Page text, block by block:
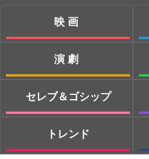
映画
演劇
セレブ＆ゴシップ
トレンド